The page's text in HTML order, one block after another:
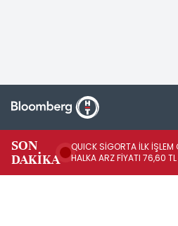
SON
DAKİKA
QUICK SİGORTA İLK İŞLEM
HALKA ARZ FİYATI 76,60 TL